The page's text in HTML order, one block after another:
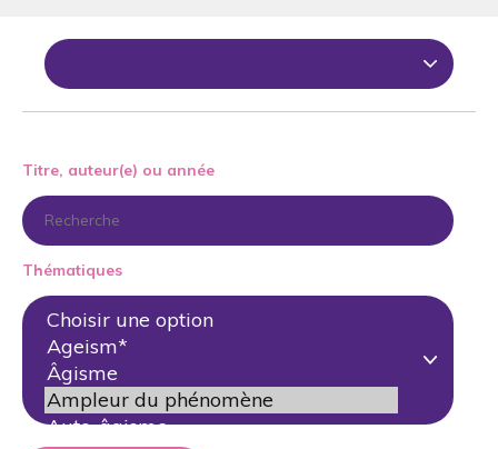
Titre, auteur(e) ou année
Thématiques